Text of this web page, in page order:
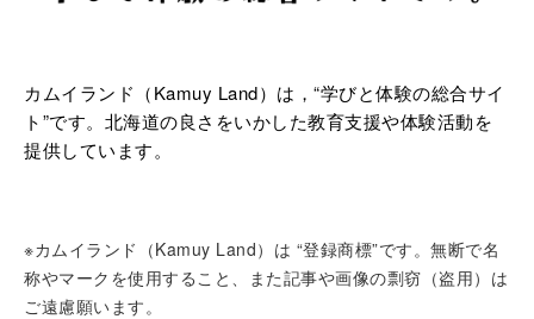
カムイランド（Kamuy Land）は，“学びと体験の総合サイ
ト”です。北海道の良さをいかした教育支援や体験活動を
提供しています。
※カムイランド（Kamuy Land）は “登録商標”です。無断で名
称やマークを使用すること、また記事や画像の剽窃（盗用）は
ご遠慮願います。